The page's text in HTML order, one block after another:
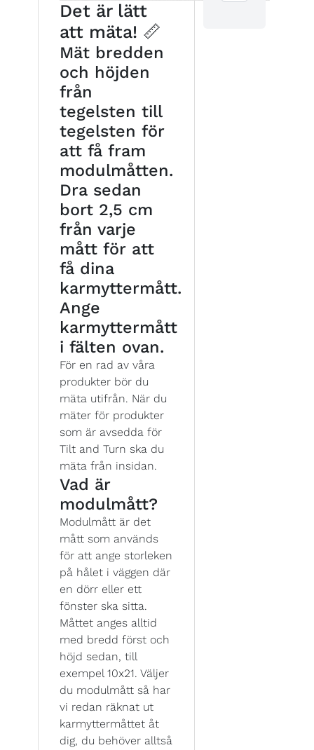
Det är lätt
att mäta! 📏
Mät bredden
och höjden
från
tegelsten till
tegelsten för
att få fram
modulmåtten.
Dra sedan
bort 2,5 cm
från varje
mått för att
få dina
karmyttermått.
Ange
karmyttermått
i fälten ovan.
För en rad av våra
produkter bör du
mäta utifrån. När du
mäter för produkter
som är avsedda för
Tilt and Turn ska du
mäta från insidan.
Vad är
modulmått?
Modulmått är det
mått som används
för att ange storleken
på hålet i väggen där
en dörr eller ett
fönster ska sitta.
Måttet anges alltid
med bredd först och
höjd sedan, till
exempel 10x21. Väljer
du modulmått så har
vi redan räknat ut
karmyttermåttet åt
dig, du behöver alltså